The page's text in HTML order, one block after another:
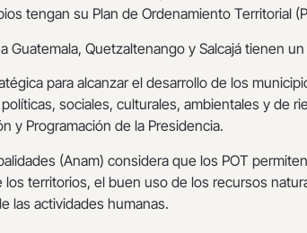
tengan su Plan de Ordenamiento Territorial
Guatemala, Quetzaltenango y Salcajá tienen un
para alcanzar el desarrollo de los
sociales, culturales, ambientales y de
y Programación de la Presidencia.
(Anam) considera que los POT permiten
territorios, el buen uso de los recursos
las actividades humanas.